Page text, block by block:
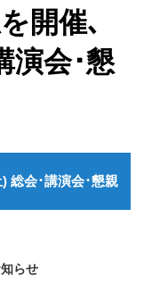
開催､
演会･懇
会･講演会･懇親
らせ